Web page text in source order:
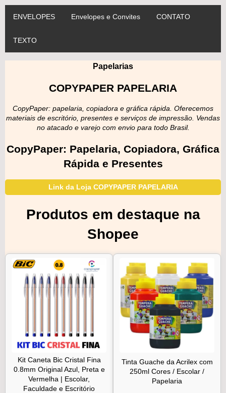
ENVELOPES Envelopes e Convites CONTATO
TEXTO
Papelarias
COPYPAPER PAPELARIA
CopyPaper: papelaria, copiadora e gráfica rápida. Oferecemos
materiais de escritório, presentes e serviços de impressão. Vendas
no atacado e varejo com envio para todo Brasil.
CopyPaper: Papelaria, Copiadora, Gráfica
Rápida e Presentes
Link da Loja COPYPAPER PAPELARIA
Produtos em destaque na
Shopee
Kit Caneta Bic Cristal Fina
0.8mm Original Azul, Preta e
Vermelha | Escolar,
Faculdade e Escritório
Tinta Guache da Acrilex com
250ml Cores / Escolar /
Papelaria